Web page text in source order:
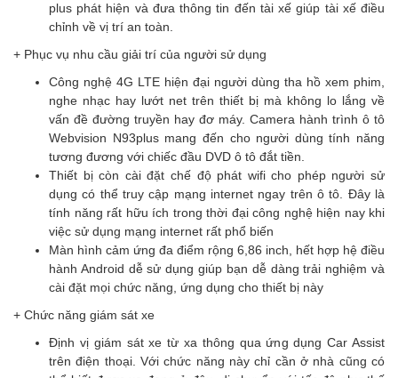
plus phát hiện và đưa thông tin đến tài xế giúp tài xế điều
chỉnh về vị trí an toàn.
+ Phục vụ nhu cầu giải trí của người sử dụng
Công nghệ 4G LTE hiện đại người dùng tha hồ xem phim,
nghe nhạc hay lướt net trên thiết bị mà không lo lắng về
vấn đề đường truyền hay đơ máy. Camera hành trình ô tô
Webvision N93plus mang đến cho người dùng tính năng
tương đương với chiếc đầu DVD ô tô đắt tiền.
Thiết bị còn cài đặt chế độ phát wifi cho phép người sử
dụng có thể truy cập mạng internet ngay trên ô tô. Đây là
tính năng rất hữu ích trong thời đại công nghệ hiện nay khi
việc sử dụng mạng internet rất phổ biến
Màn hình cảm ứng đa điểm rộng 6,86 inch, hết hợp hệ điều
hành Android dễ sử dụng giúp bạn dễ dàng trải nghiệm và
cài đặt mọi chức năng, ứng dụng cho thiết bị này
+ Chức năng giám sát xe
Định vị giám sát xe từ xa thông qua ứng dụng Car Assist
trên điện thoại. Với chức năng này chỉ cần ở nhà cũng có